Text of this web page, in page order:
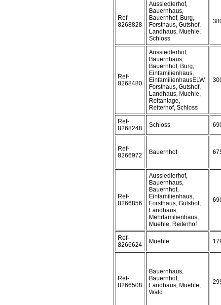
Ref-
8268828
Aussiedlerhof,
Bauernhaus,
Bauernhof, Burg,
Forsthaus, Gutshof,
Landhaus, Muehle,
Schloss
Ref-
8268480
Aussiedlerhof,
Bauernhaus,
Bauernhof, Burg,
Einfamilienhaus,
EinfamilienhausELW,
Forsthaus, Gutshof,
Landhaus, Muehle,
Reitanlage,
Reiterhof, Schloss
Ref-
8268248
Schloss
Ref-
8266972
Bauernhof
Ref-
8266856
Aussiedlerhof,
Bauernhaus,
Bauernhof,
Einfamilienhaus,
Forsthaus, Gutshof,
Landhaus,
Mehrfamilienhaus,
Muehle, Reiterhof
Ref-
8266624
Muehle
Ref-
8266508
Bauernhaus,
Bauernhof,
Landhaus, Muehle,
Wald